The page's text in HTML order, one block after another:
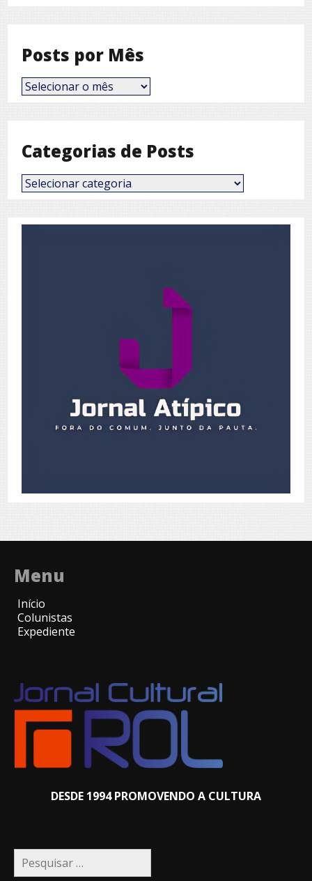
Posts por Mês
Posts
por
Categorias de Posts
Categorias
de
Menu
Início
Colunistas
Expediente
DESDE 1994 PROMOVENDO A CULTURA
Pesquisar
por: